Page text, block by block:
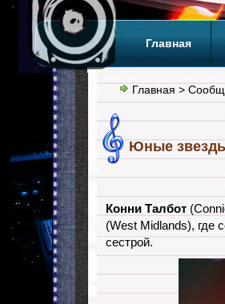
Главная
Теги
Главная >
Юные
Конни Талбот
(West Midlands), где
сестрой.